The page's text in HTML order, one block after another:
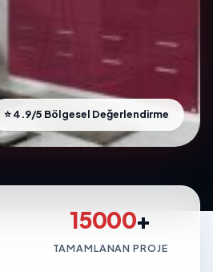
⭐ 4.9/5 Bölgesel Değerlendirme
15000+
TAMAMLANAN PROJE